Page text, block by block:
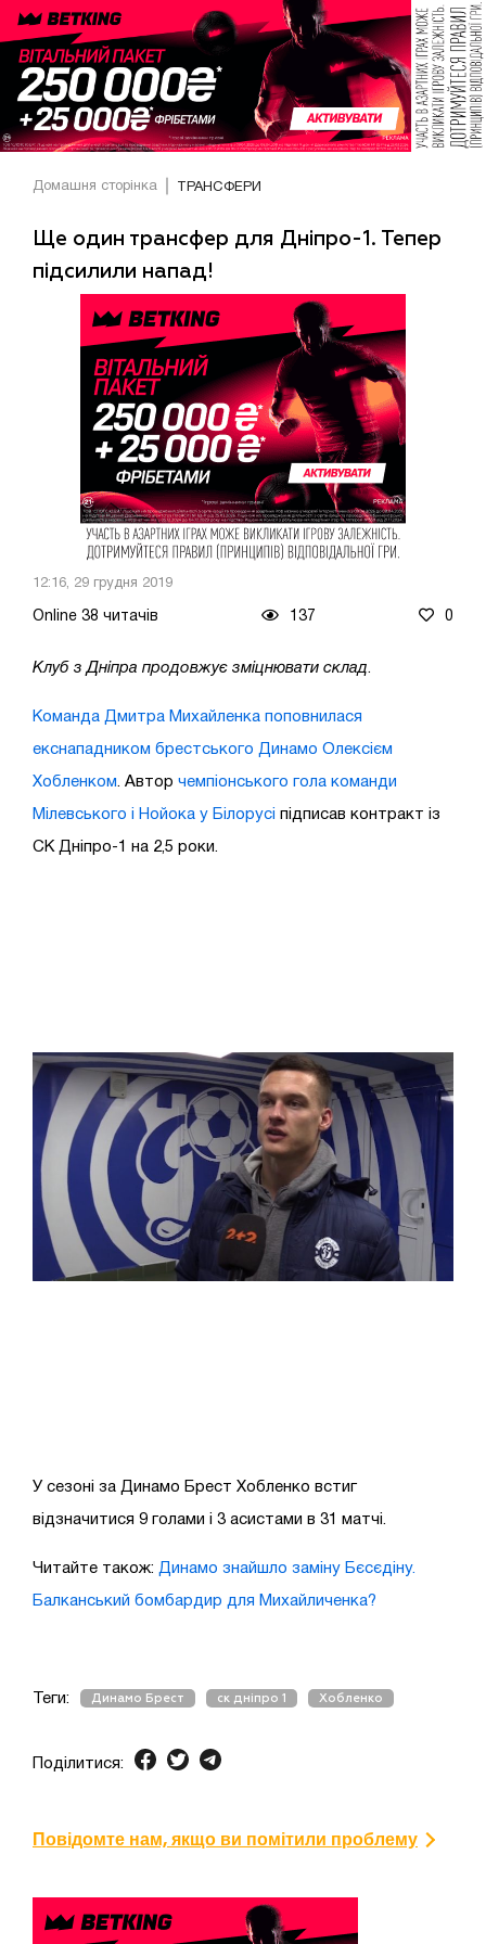
Домашня сторінка ТРАНСФЕРИ
Ще один трансфер для Дніпро-1. Тепер
підсилили напад!
12:16, 29 грудня 2019
Online 38 читачів 137 0
Клуб з Дніпра продовжує зміцнювати склад
Команда Дмитра Михайленка поповнилася
екснападником брестського Динамо Олексієм
Хобленком . Автор чемпіонського гола команди
Мілевського і Нойока у Білорусі підписав контракт із
СК Дніпро-1 на 2,5 роки.
У сезоні за Динамо Брест Хобленко встиг
відзначитися 9 голами і 3 асистами в 31 матчі.
Читайте також: Динамо знайшло заміну Бєсєдіну.
Балканський бомбардир для Михайличенка?
Теги: Динамо Брест ск дніпро 1 Хобленко
Поділитися:
Повідомте нам, якщо ви помітили проблему